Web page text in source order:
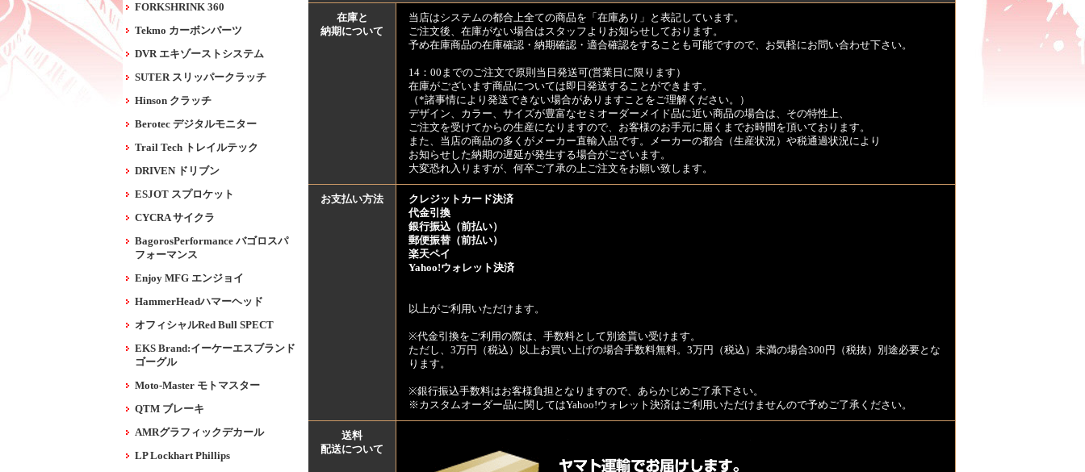
FORKSHRINK 360
Tekmo カーボンパーツ
DVR エキゾーストシステム
SUTER スリッパークラッチ
Hinson クラッチ
Berotec デジタルモニター
Trail Tech トレイルテック
DRIVEN ドリブン
ESJOT スプロケット
CYCRA サイクラ
BagorosPerformance バゴロスパ
フォーマンス
Enjoy MFG エンジョイ
HammerHeadハマーヘッド
オフィシャルRed Bull SPECT
EKS Brand:イーケーエスブランド
ゴーグル
Moto-Master モトマスター
QTM ブレーキ
AMRグラフィックデカール
LP Lockhart Phillips
在庫と
納期について
当店はシステムの都合上全ての商品を「在庫あり」と表記しています。
ご注文後、在庫がない場合はスタッフよりお知らせしております。
予め在庫商品の在庫確認・納期確認・適合確認をすることも可能ですので、お気軽にお問い合わせ下さい。
14：00までのご注文で原則当日発送可(営業日に限ります）
在庫がございます商品については即日発送することができます。
（*諸事情により発送できない場合がありますことをご理解ください。）
デザイン、カラー、サイズが豊富なセミオーダーメイド品に近い商品の場合は、その特性上、
ご注文を受けてからの生産になりますので、お客様のお手元に届くまでお時間を頂いております。
また、当店の商品の多くがメーカー直輸入品です。メーカーの都合（生産状況）や税通過状況により
お知らせした納期の遅延が発生する場合がございます。
大変恐れ入りますが、何卒ご了承の上ご注文をお願い致します。
お支払い方法
クレジットカード決済
代金引換
銀行振込（前払い）
郵便振替（前払い）
楽天ペイ
Yahoo!ウォレット決済
以上がご利用いただけます。
※代金引換をご利用の際は、手数料として別途貰い受けます。
ただし、3万円（税込）以上お買い上げの場合手数料無料。3万円（税込）未満の場合300円（税抜）別途必要とな
ります。
※銀行振込手数料はお客様負担となりますので、あらかじめご了承下さい。
※カスタムオーダー品に関してはYahoo!ウォレット決済はご利用いただけませんので予めご了承ください。
送料
配送について